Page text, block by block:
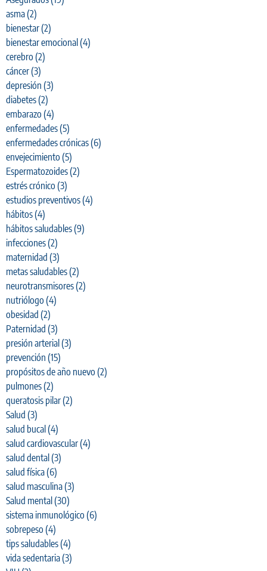
asma(2)
bienestar(2)
bienestar emocional (4)
cerebro (2)
cáncer(3)
depresión (3)
diabetes(2)
embarazo (4)
enfermedades(5)
enfermedades crónicas(6)
envejecimiento (5)
Espermatozoides(2)
estrés crónico (3)
estudios preventivos(4)
hábitos(4)
hábitos saludables(9)
infecciones(2)
maternidad (3)
metas saludables(2)
neurotransmisores(2)
nutriólogo (4)
obesidad (2)
Paternidad (3)
presión arterial (3)
prevención (15)
propósitos de año nuevo (2)
pulmones(2)
queratosis pilar(2)
Salud (3)
salud bucal (4)
salud cardiovascular(4)
salud dental (3)
salud física(6)
salud masculina(3)
Salud mental (30)
sistema inmunológico (6)
sobrepeso (4)
tips saludables(4)
vida sedentaria(3)